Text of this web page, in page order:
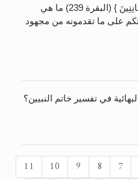
وَالصَّلَاةِ الْوُسْطَى وَقُومُوا لِلَّهِ قَانِتِينَ } (البقرة 239) ما هي
على ما تقدمونه من مجهود
في تفسير خاتم النبيين؟
7
8
9
10
11